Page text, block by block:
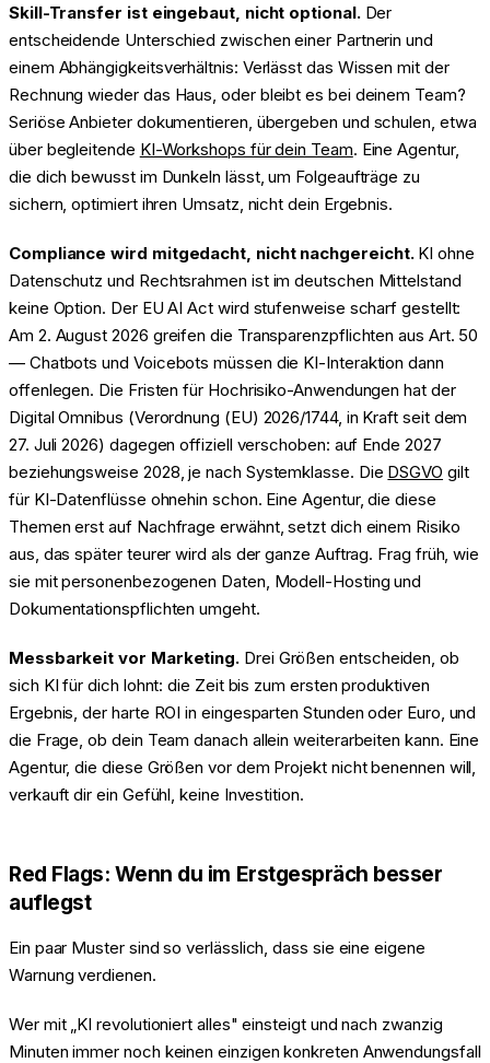
Skill-Transfer ist eingebaut, nicht optional.Der
entscheidende Unterschied zwischen einer Partnerin und
einem Abhängigkeitsverhältnis: Verlässt das Wissen mit der
Rechnung wieder das Haus, oder bleibt es bei deinem Team?
Seriöse Anbieter dokumentieren, übergeben und schulen, etwa
über begleitende KI-Workshops für dein Team. Eine Agentur,
die dich bewusst im Dunkeln lässt, um Folgeaufträge zu
sichern, optimiert ihren Umsatz, nicht dein Ergebnis.
Compliance wird mitgedacht, nicht nachgereicht.KI ohne
Datenschutz und Rechtsrahmen ist im deutschen Mittelstand
keine Option. Der EU AI Act wird stufenweise scharf gestellt:
Am 2. August 2026 greifen die Transparenzpflichten aus Art. 50
— Chatbots und Voicebots müssen die KI-Interaktion dann
offenlegen. Die Fristen für Hochrisiko-Anwendungen hat der
Digital Omnibus (Verordnung (EU) 2026/1744, in Kraft seit dem
27. Juli 2026) dagegen offiziell verschoben: auf Ende 2027
beziehungsweise 2028, je nach Systemklasse. Die DSGVO gilt
für KI-Datenflüsse ohnehin schon. Eine Agentur, die diese
Themen erst auf Nachfrage erwähnt, setzt dich einem Risiko
aus, das später teurer wird als der ganze Auftrag. Frag früh, wie
sie mit personenbezogenen Daten, Modell-Hosting und
Dokumentationspflichten umgeht.
Messbarkeit vor Marketing. Drei Größen entscheiden, ob
sich KI für dich lohnt: die Zeit bis zum ersten produktiven
Ergebnis, der harte ROI in eingesparten Stunden oder Euro, und
die Frage, ob dein Team danach allein weiterarbeiten kann. Eine
Agentur, die diese Größen vor dem Projekt nicht benennen will,
verkauft dir ein Gefühl, keine Investition.
Red Flags: Wenn du im Erstgespräch besser
auflegst
Ein paar Muster sind so verlässlich, dass sie eine eigene
Warnung verdienen.
Wer mit „KI revolutioniert alles" einsteigt und nach zwanzig
Minuten immer noch keinen einzigen konkreten Anwendungsfall